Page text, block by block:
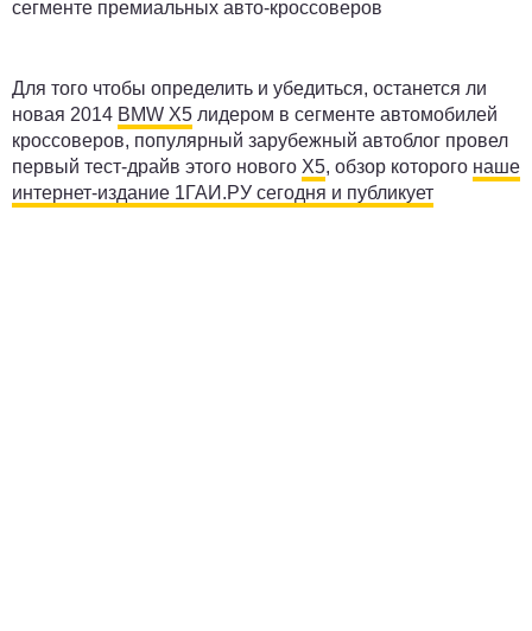
сегменте премиальных авто-кроссоверов
Для того чтобы определить и убедиться, останется ли
новая 2014 BMW X5 лидером в сегменте автомобилей
кроссоверов, популярный зарубежный автоблог провел
первый тест-драйв этого нового Х5, обзор которого наше
интернет-издание 1ГАИ.РУ сегодня и публикует